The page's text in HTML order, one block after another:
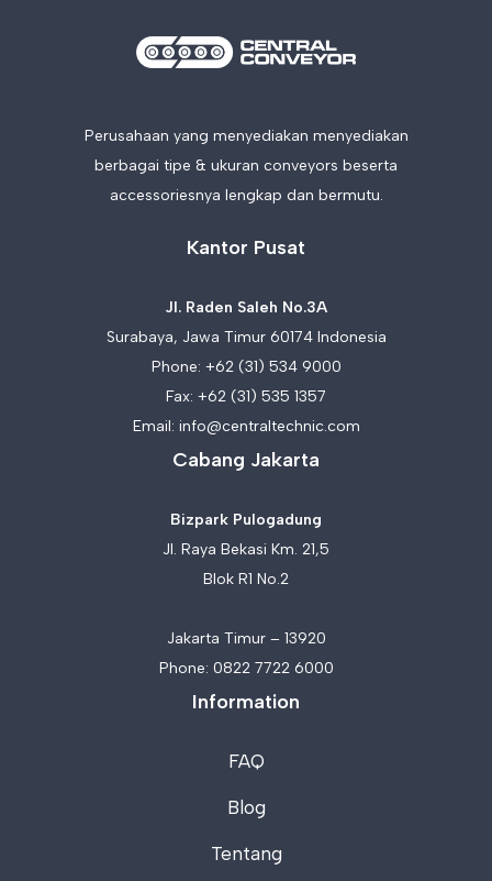
Perusahaan yang menyediakan menyediakan
berbagai tipe & ukuran conveyors beserta
accessoriesnya lengkap dan bermutu.
Kantor Pusat
Jl. Raden Saleh No.3A
Surabaya, Jawa Timur 60174 Indonesia
Phone: +62 (31) 534 9000
Fax: +62 (31) 535 1357
Email: info@centraltechnic.com
Cabang Jakarta
Bizpark Pulogadung
Jl. Raya Bekasi Km. 21,5
Blok R1 No.2
Jakarta Timur – 13920
Phone: 0822 7722 6000
Information
FAQ
Blog
Tentang